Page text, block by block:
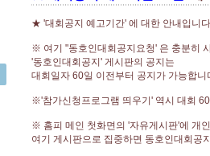
★ '대회공지 예고기간' 에 대한 안내입니
※ 여기 "동호인대회공지요청' 은 충분히
'동호인대회공지' 게시판의 공지는
대회일자 60일 이전부터 공지가 가능합니
※'참가신청프로그램 띄우기' 역시 대회
※ 홈피 메인 첫화면의 '자유게시판'에 개
여기 게시판으로 집중하면 동호인대회공